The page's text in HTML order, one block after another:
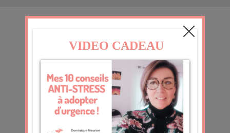
07 50 99 43 85
info@bienetrologie.fr